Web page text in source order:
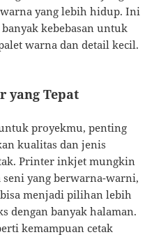
yang lebih hidup. Ini
kebebasan untuk
warna dan detail kecil.
yang Tepat
proyekmu, penting
kualitas dan jenis
Printer inkjet mungkin
yang berwarna-warni,
menjadi pilihan lebih
dengan banyak halaman.
kemampuan cetak